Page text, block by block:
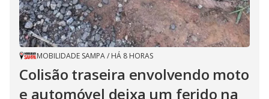
MOBILIDADE SAMPA/ HÁ 8 HORAS
Colisão traseira envolvendo moto
e automóvel deixa um ferido na